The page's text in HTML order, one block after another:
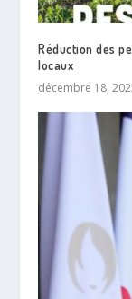
Réduction des
locaux
décembre 18,